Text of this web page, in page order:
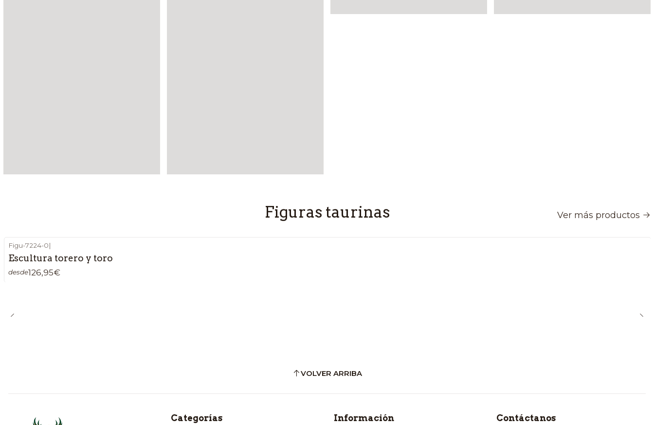
Figuras taurinas Ver más productos
Figu-7224-0|
Escultura torero y toro
desde126,95€
VOLVER ARRIBA
Categorías Información Contáctanos